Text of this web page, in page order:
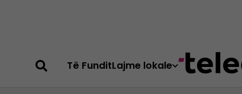
Të FunditLajme lokale